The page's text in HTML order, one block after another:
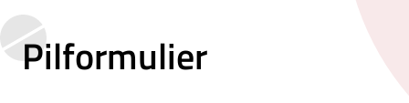
Pilformulier